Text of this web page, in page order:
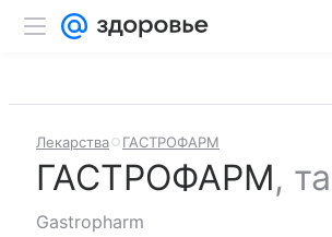
Лекарства ГАСТРОФАРМ
ГАСТРОФАРМ,
Gastropharm